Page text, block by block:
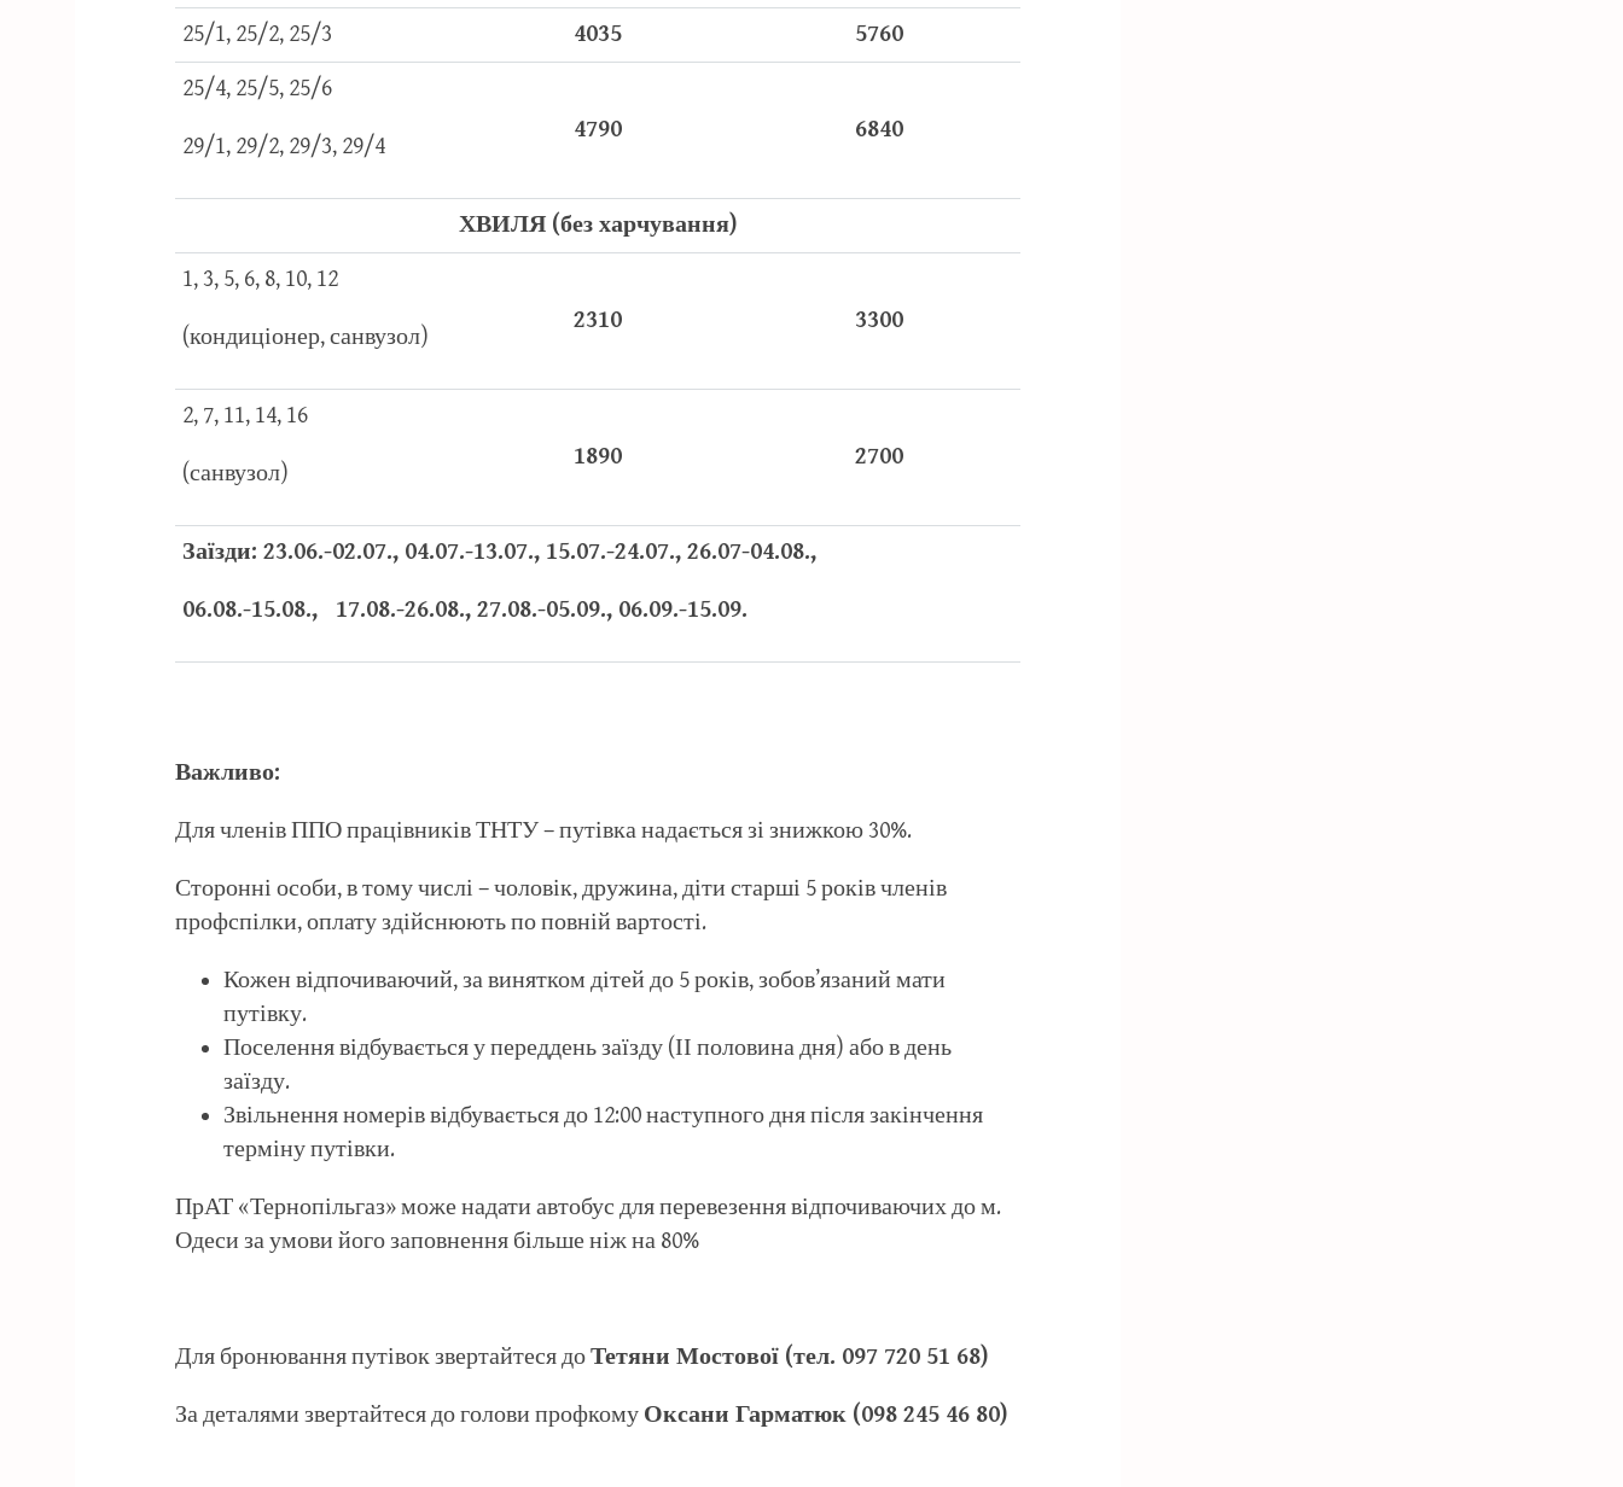
25/1, 25/2, 25/3
4035
5760
25/4, 25/5, 25/6
29/1, 29/2, 29/3, 29/4
4790 6840
ХВИЛЯ (без харчування)
1, 3, 5, 6, 8, 10, 12
(кондиціонер, санвузол)
2310 3300
2, 7, 11, 14, 16
(санвузол)
1890 2700
Заїзди: 23.06.-02.07., 04.07.-13.07., 15.07.-24.07., 26.07-04.08.,
06.08.-15.08., 17.08.-26.08., 27.08.-05.09., 06.09.-15.09.
Важливо:
Для членів ППО працівників ТНТУ – путівка надається зі знижкою 30%.
Сторонні особи, в тому числі – чоловік, дружина, діти старші 5 років членів
профспілки, оплату здійснюють по повній вартості.
Кожен відпочиваючий, за винятком дітей до 5 років, зобов’язаний мати
путівку.
Поселення відбувається у переддень заїзду (ІІ половина дня) або в день
заїзду.
Звільнення номерів відбувається до 12:00 наступного дня після закінчення
терміну путівки.
ПрАТ «Тернопільгаз» може надати автобус для перевезення відпочиваючих до м.
Одеси за умови його заповнення більше ніж на 80%
Для бронювання путівок звертайтеся доТетяни Мостової (тел. 097 720 51 68)
За деталями звертайтеся до голови профкому Оксани Гарматюк (098 245 46 80)